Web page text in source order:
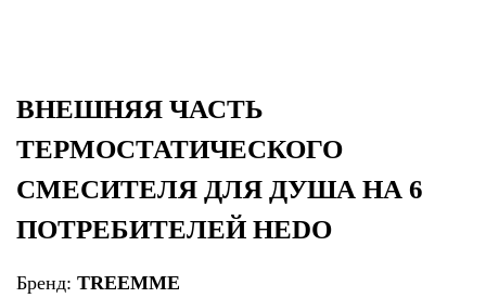
ВНЕШНЯЯ ЧАСТЬ
ТЕРМОСТАТИЧЕСКОГО
СМЕСИТЕЛЯ ДЛЯ ДУША НА 6
ПОТРЕБИТЕЛЕЙ HEDO
Бренд: TREEMME